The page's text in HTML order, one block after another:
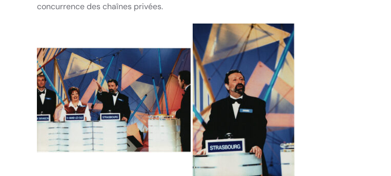
concurrence des chaînes privées.